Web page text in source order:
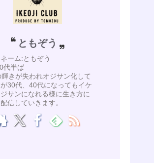
ともぞう
ーム:ともぞう
代半ば
きが失われオジサン化して
30代、40代になってもイケ
サンになれる様に生き方に
信していきます。